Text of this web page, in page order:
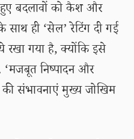
बदलावों को कैश और
ही ‘सेल’ रेटिंग दी गई
रखा गया है, क्योंकि इसे
‘मजबूत निष्पादन और
संभावनाएं मुख्य जोखिम